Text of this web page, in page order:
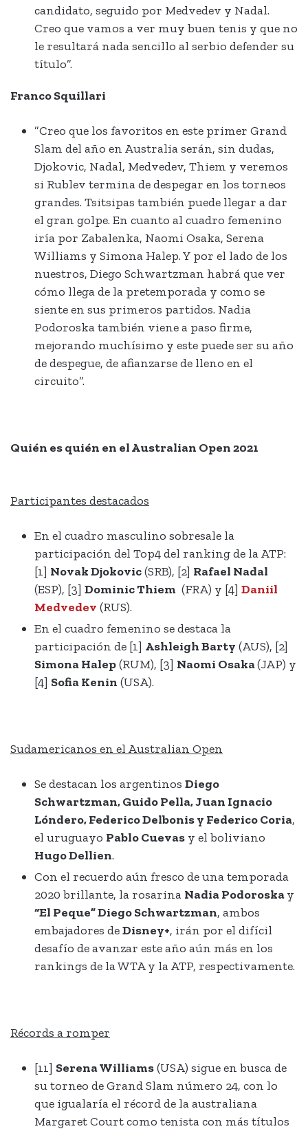
candidato, seguido por Medvedev y Nadal.
Creo que vamos a ver muy buen tenis y que no
le resultará nada sencillo al serbio defender su
título”.
Franco Squillari
”Creo que los favoritos en este primer Grand
Slam del año en Australia serán, sin dudas,
Djokovic, Nadal, Medvedev, Thiem y veremos
si Rublev termina de despegar en los torneos
grandes. Tsitsipas también puede llegar a dar
el gran golpe. En cuanto al cuadro femenino
iría por Zabalenka, Naomi Osaka, Serena
Williams y Simona Halep. Y por el lado de los
nuestros, Diego Schwartzman habrá que ver
cómo llega de la pretemporada y como se
siente en sus primeros partidos. Nadia
Podoroska también viene a paso firme,
mejorando muchísimo y este puede ser su año
de despegue, de afianzarse de lleno en el
circuito”.
Quién es quién en el Australian Open 2021
Participantes destacados
En el cuadro masculino sobresale la
participación del Top4 del ranking de la ATP:
[1] Novak Djokovic(SRB), [2] Rafael Nadal
(ESP), [3] DominicThiem (FRA) y [4] Daniil
Medvedev (RUS).
En el cuadro femenino se destaca la
participación de [1] Ashleigh Barty (AUS), [2]
Simona Halep(RUM), [3] Naomi Osaka(JAP) y
[4] Sofia Kenin (USA).
Sudamericanos en el Australian Open
Se destacan los argentinos Diego
Schwartzman, Guido Pella, Juan Ignacio
Lóndero, Federico Delbonis y Federico Coria,
el uruguayo Pablo Cuevas y el boliviano
Hugo Dellien.
Con el recuerdo aún fresco de una temporada
2020 brillante, la rosarina Nadia Podoroskay
“El Peque” Diego Schwartzman, ambos
embajadores deDisney+, irán por el difícil
desafío de avanzar este año aún más en los
rankings de la WTA y la ATP, respectivamente.
Récords a romper
[11] Serena Williams(USA) sigue en busca de
su torneo de Grand Slam número 24, con lo
que igualaría el récord de la australiana
Margaret Court como tenista con más títulos